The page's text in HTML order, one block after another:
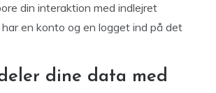
din interaktion med indlejret
har en konto og en logget ind på det
dine data med